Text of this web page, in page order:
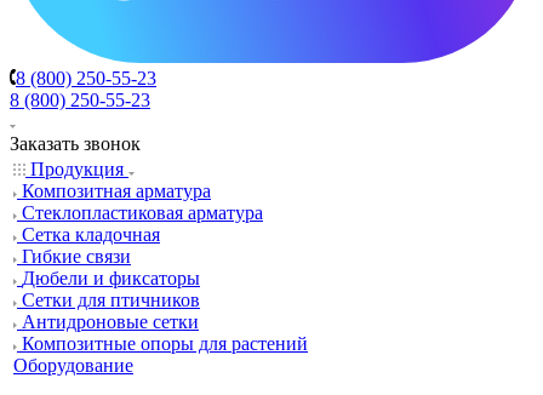
8 (800) 250-55-23
8 (800) 250-55-23
Заказать звонок
Продукция
Композитная арматура
Cтеклопластиковая арматура
Сетка кладочная
Гибкие связи
Дюбели и фиксаторы
Сетки для птичников
Антидроновые сетки
Композитные опоры для растений
Оборудование